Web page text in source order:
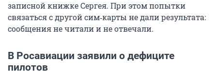
записной книжке Сергея. При этом попытки
связаться с другой сим‑карты не дали результата:
сообщения не читали и не отвечали.
В Росавиации заявили о дефиците
пилотов